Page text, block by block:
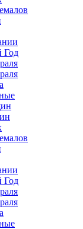
Год
Год